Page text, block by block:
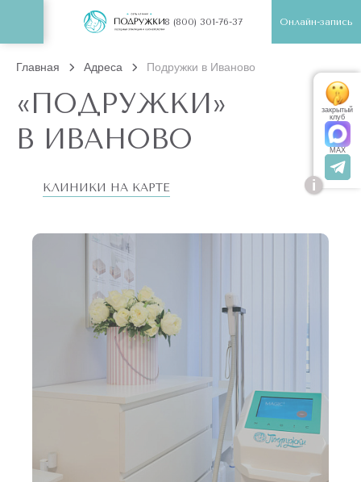
8 (800) 301-76-37 Онлайн-запись
Главная Адреса Подружки в Иваново
«ПОДРУЖКИ»
В ИВАНОВО
КЛИНИКИ НА КАРТЕ i
закрытый
клуб
MAX